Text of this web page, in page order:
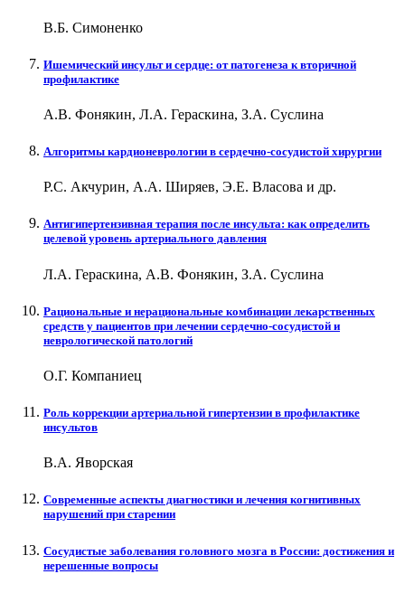
В.Б. Симоненко
Ишемический инсульт и сердце: от патогенеза к вторичной
профилактике
А.В. Фонякин, Л.А. Гераскина, З.А. Суслина
Алгоритмы кардионеврологии в сердечно-сосудистой хирургии
Р.С. Акчурин, А.А. Ширяев, Э.Е. Власова и др.
Антигипертензивная терапия после инсульта: как определить
целевой уровень артериального давления
Л.А. Гераскина, А.В. Фонякин, З.А. Суслина
Рациональные и нерациональные комбинации лекарственных
средств у пациентов при лечении сердечно-сосудистой и
неврологической патологий
О.Г. Компаниец
Роль коррекции артериальной гипертензии в профилактике
инсультов
В.А. Яворская
Современные аспекты диагностики и лечения когнитивных
нарушений при старении
Сосудистые заболевания головного мозга в России: достижения и
нерешенные вопросы